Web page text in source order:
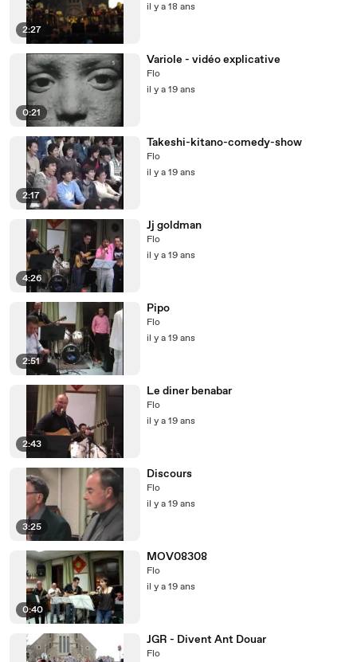
2:27
il y a 18 ans
0:21
Variole - vidéo explicative
Flo
il y a 19 ans
2:17
Takeshi-kitano-comedy-show
Flo
il y a 19 ans
4:26
Jj goldman
Flo
il y a 19 ans
2:51
Pipo
Flo
il y a 19 ans
2:43
Le diner benabar
Flo
il y a 19 ans
3:25
Discours
Flo
il y a 19 ans
0:40
MOV08308
Flo
il y a 19 ans
JGR - Divent Ant Douar
Flo